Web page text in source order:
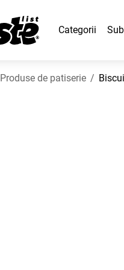
Categorii
Produse de patiserie